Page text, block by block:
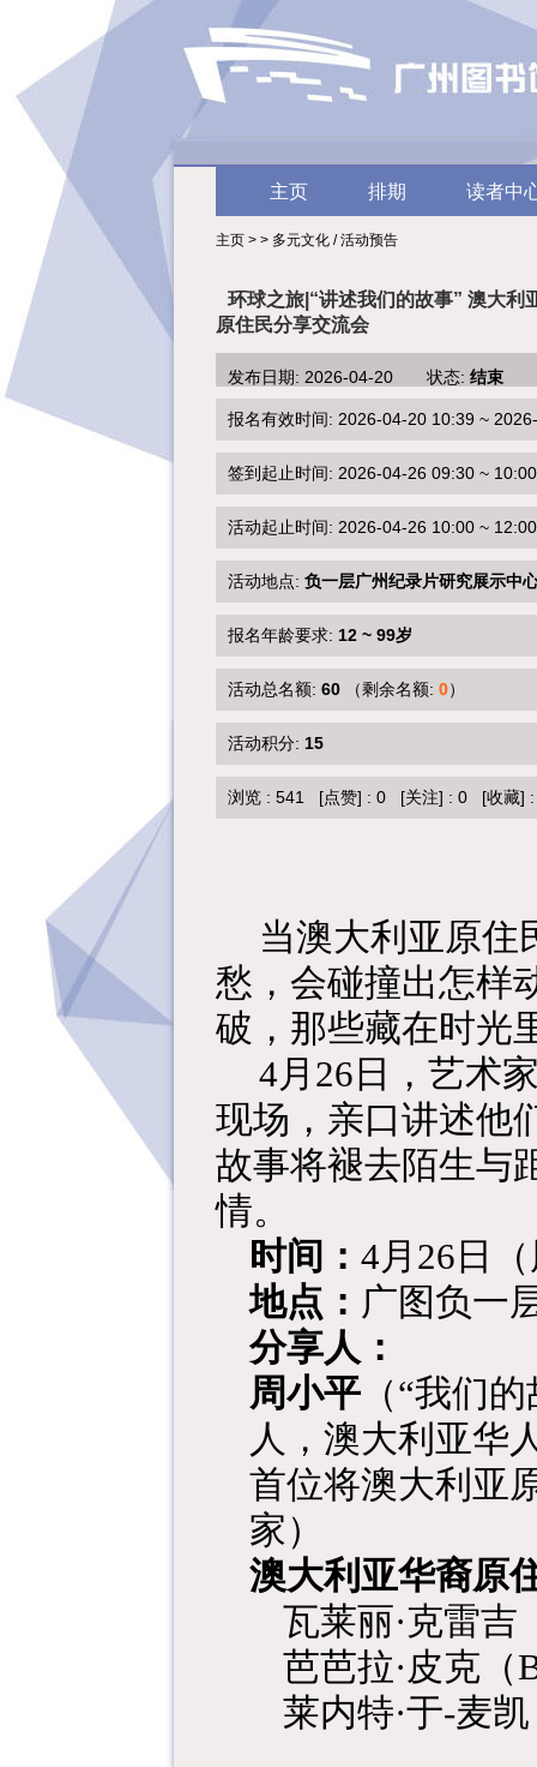
主页 排期 读者中
主页 > > 多元文化 / 活动预告
环球之旅|“讲述我们的故事” 澳大利
原住民分享交流会
发布日期: 2026-04-20 状态: 结束
报名有效时间: 2026-04-20 10:39 ~
签到起止时间: 2026-04-26 09:30 ~ 10:00
活动起止时间: 2026-04-26 10:00 ~ 12:00
活动地点: 负一层广州纪录片研究展示中
报名年龄要求: 12 ~ 99岁
活动总名额: 60 （剩余名额: 0）
活动积分: 15
浏览 : 541 [点赞] : 0 [关注] : 0 [收藏]
当澳大利亚原住
愁，会碰撞出怎样
破，那些藏在时光
4月26日，艺术
现场，亲口讲述他
故事将褪去陌生与
情。
时间： 4月26日
地点： 广图负一
分享人：
周小平 （“我们的
人，澳大利亚华
首位将澳大利亚
家）
澳大利亚华裔原
瓦莱丽 ·克雷吉
芭芭拉·皮克（
莱内特·于-麦